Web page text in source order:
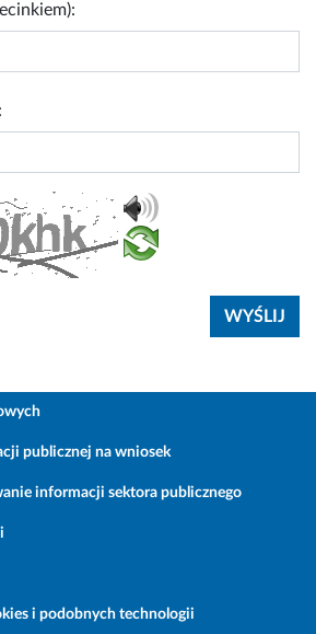
publicznej na wniosek
informacji sektora publicznego
i podobnych technologii